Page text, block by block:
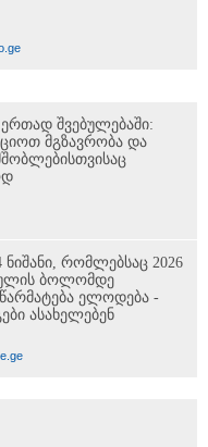
ერთად შვებულებაში:
მგზავრობა და
რომლებსაც 2026
ბოლომდე
ელოდება -
ასახელებენ